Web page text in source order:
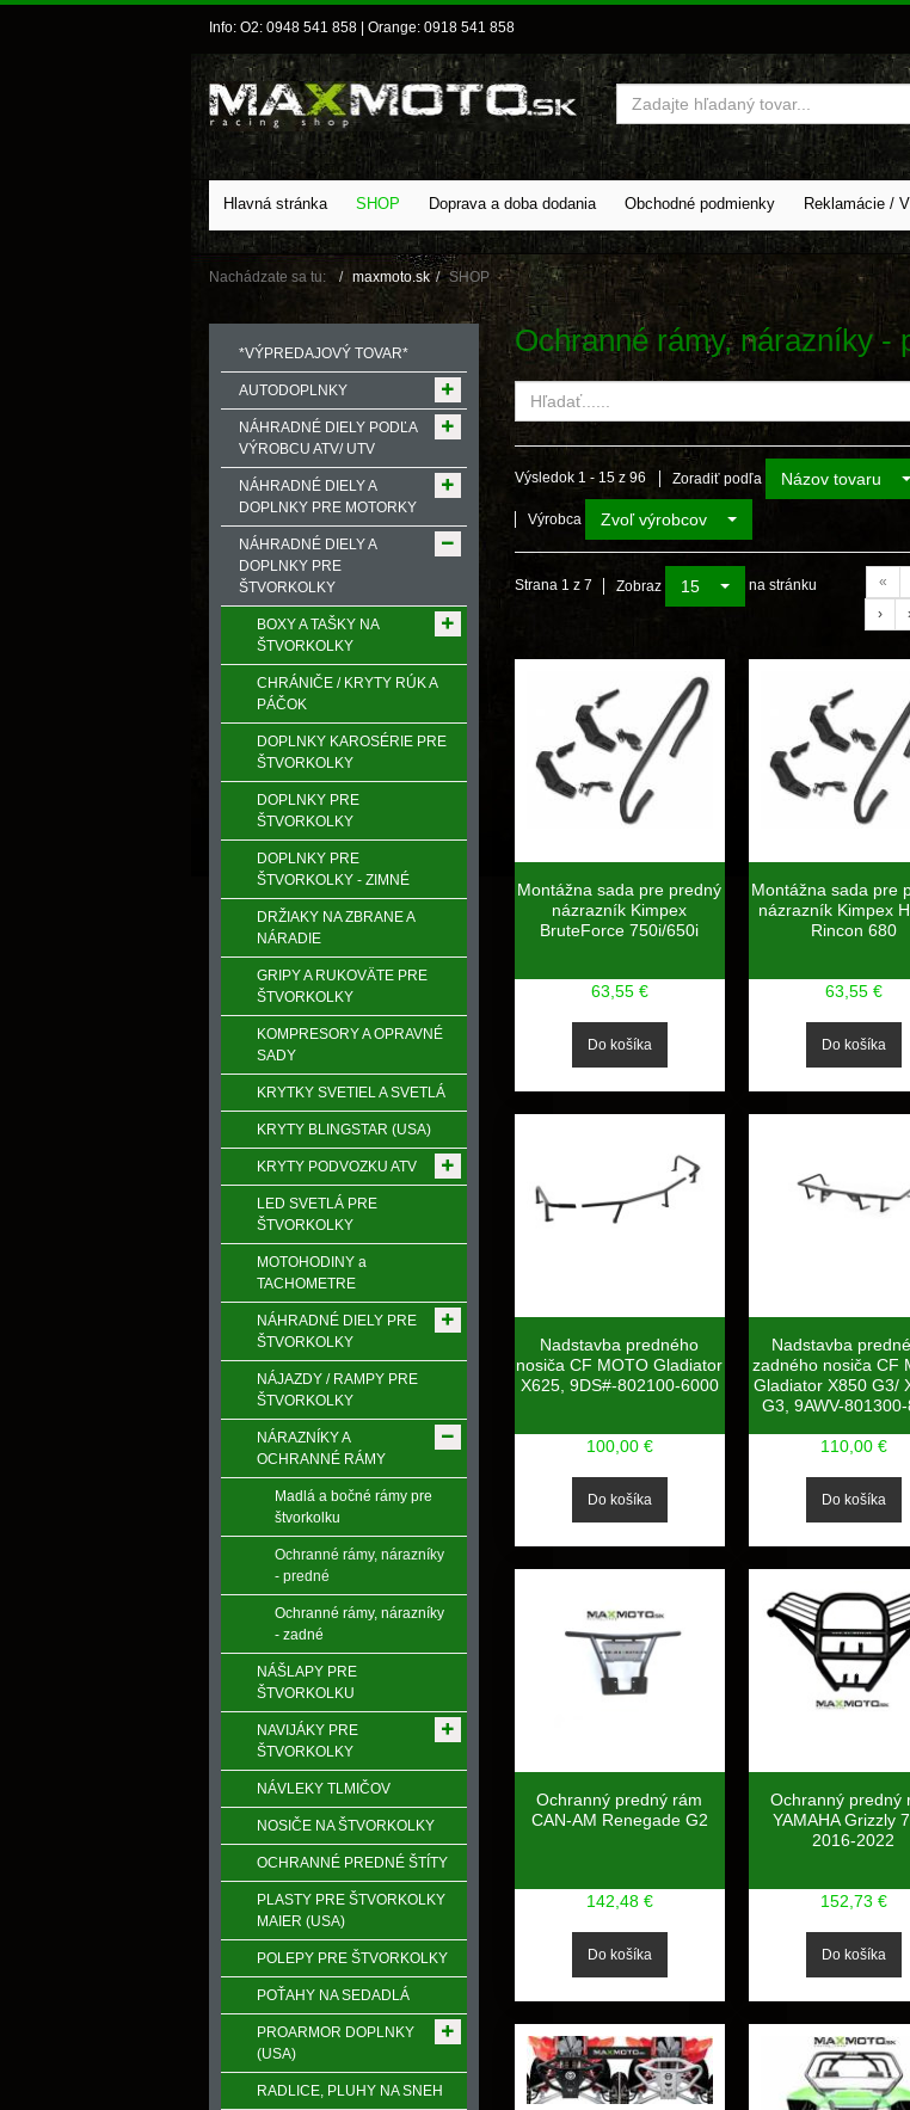
Info: O2: 0948 541 858 | Orange: 0918 541 858
Vyhľadať
Hlavná stránka SHOP Doprava a doba dodania Obchodné podmienky Reklamácie /
Nachádzate sa tu: maxmoto.sk SHOP
Ochranné rámy, nárazníky -
Výsledok 1 - 15 z 96 Zoradiť podľa Názov tovaru
Výrobca Zvoľ výrobcov
Strana 1 z 7 Zobraz 15 na stránku «
›
Montážna sada pre predný
názrazník Kimpex
BruteForce 750i/650i
63,55 €
Montážna sada pre
názrazník Kimpex
Rincon 680
63,55 €
Nadstavba predného
nosiča CF MOTO Gladiator
X625, 9DS#-802100-6000
100,00 €
Nadstavba
zadného nosiča CF
Gladiator X850 G3/
G3, 9AWV-
110,00 €
Ochranný predný rám
CAN-AM Renegade G2
142,48 €
Ochranný predný
YAMAHA Grizzly
2016-2022
152,73 €
*VÝPREDAJOVÝ TOVAR*
AUTODOPLNKY
NÁHRADNÉ DIELY PODĽA
VÝROBCU ATV/ UTV
NÁHRADNÉ DIELY A
DOPLNKY PRE MOTORKY
NÁHRADNÉ DIELY A
DOPLNKY PRE
ŠTVORKOLKY
BOXY A TAŠKY NA
ŠTVORKOLKY
CHRÁNIČE / KRYTY RÚK A
PÁČOK
DOPLNKY KAROSÉRIE PRE
ŠTVORKOLKY
DOPLNKY PRE
ŠTVORKOLKY
DOPLNKY PRE
ŠTVORKOLKY - ZIMNÉ
DRŽIAKY NA ZBRANE A
NÁRADIE
GRIPY A RUKOVӒTE PRE
ŠTVORKOLKY
KOMPRESORY A OPRAVNÉ
SADY
KRYTKY SVETIEL A SVETLÁ
KRYTY BLINGSTAR (USA)
KRYTY PODVOZKU ATV
LED SVETLÁ PRE
ŠTVORKOLKY
MOTOHODINY a
TACHOMETRE
NÁHRADNÉ DIELY PRE
ŠTVORKOLKY
NÁJAZDY / RAMPY PRE
ŠTVORKOLKY
NÁRAZNÍKY A
OCHRANNÉ RÁMY
Madlá a bočné rámy pre
štvorkolku
Ochranné rámy, nárazníky
- predné
Ochranné rámy, nárazníky
- zadné
NÁŠLAPY PRE
ŠTVORKOLKU
NAVIJÁKY PRE
ŠTVORKOLKY
NÁVLEKY TLMIČOV
NOSIČE NA ŠTVORKOLKY
OCHRANNÉ PREDNÉ ŠTÍTY
PLASTY PRE ŠTVORKOLKY
MAIER (USA)
POLEPY PRE ŠTVORKOLKY
POŤAHY NA SEDADLÁ
PROARMOR DOPLNKY
(USA)
RADLICE, PLUHY NA SNEH